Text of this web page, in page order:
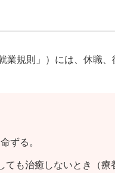
規則」）には、休職
ずる。
も治癒しないとき（療